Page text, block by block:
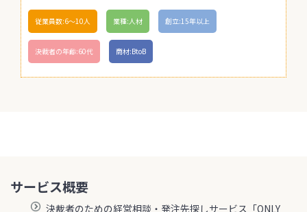
従業員数:6～10人 業種:人材 創立:15年以上
決裁者の年齢:60代 商材:BtoB
サービス概要
決裁者のための経営相談・発注先探しサービス「ONLY